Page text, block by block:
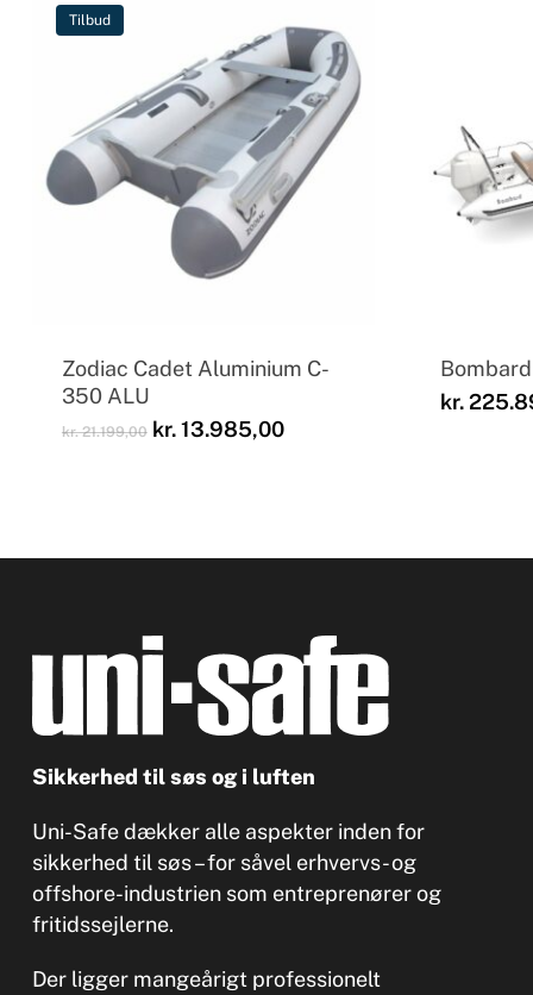
Tilbud
Zodiac Cadet Aluminium C-
350 ALU
kr.21.199,00 Den
kr.13.985,00Den
kr.
Sikkerhed til søs og i luften
Uni-Safe dækker alle aspekter inden for
sikkerhed til søs – for såvel erhvervs- og
offshore-industrien som entreprenører og
fritidssejlerne.
Der ligger mangeårigt professionelt